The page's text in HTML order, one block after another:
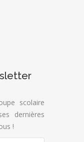
scolaire
dernières
!